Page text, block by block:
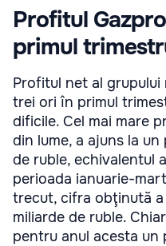
Profitul
primul
Profitul net al
trei ori în primul
dificile. Cel mai mare
din lume, a ajuns la
de ruble, echivalentul
perioada ianuarie-
trecut, cifra obţinută
miliarde de ruble.
pentru anul acesta un